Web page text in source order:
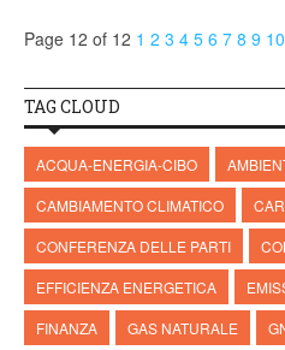
Page 12 of 12 1 2 3 4 5 6 7 8 9 10
TAG CLOUD
ACQUA-ENERGIA-CIBO
CAMBIAMENTO CLIMATICO
CONFERENZA DELLE PARTI
EFFICIENZA ENERGETICA
FINANZA
GAS NATURALE